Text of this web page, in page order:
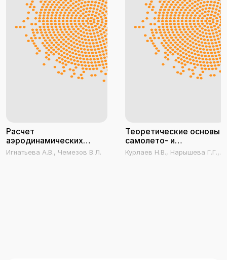
Расчет
аэродинамических
характеристик
Игнатьева А.В., Чемезов В.Л.
Теоретические основы
самолето- и
вертолетостроения
Курлаев Н.В., Нарышева Г.Г.,